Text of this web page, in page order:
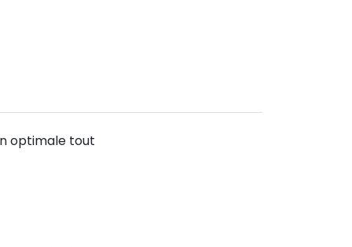
optimale tout